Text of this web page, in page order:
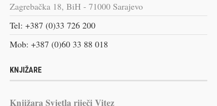
Zagrebačka 18, BiH - 71000 Sarajevo
Tel: +387 (0)33 726 200
Mob: +387 (0)60 33 88 018
KNJIŽARE
Knjižara Svjetla riječi Vitez